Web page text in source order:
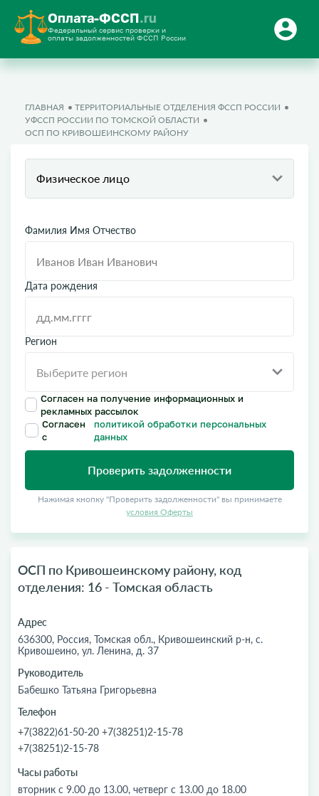
Оплата-ФССП.ru
Федеральный сервис проверки и
оплаты задолженностей ФССП России
ГЛАВНАЯ
ТЕРРИТОРИАЛЬНЫЕ ОТДЕЛЕНИЯ ФССП РОССИИ
УФССП РОССИИ ПО ТОМСКОЙ ОБЛАСТИ
ОСП ПО КРИВОШЕИНСКОМУ РАЙОНУ
Физическое лицо
Фамилия Имя Отчество
Дата рождения
Регион
Согласен на получение информационных и
рекламных рассылок
Согласен
с
политикой обработки персональных
данных
Проверить задолженности
Нажимая кнопку "Проверить задолженности" вы принимаете
условия Оферты
ОСП по Кривошеинскому району, код
отделения: 16 - Томская область
Адрес
636300, Россия, Томская обл., Кривошеинский р-н, с.
Кривошеино, ул. Ленина, д. 37
Руководитель
Бабешко Татьяна Григорьевна
Телефон
+7(3822)61-50-20 +7(38251)2-15-78
+7(38251)2-15-78
Часы работы
вторник с 9.00 до 13.00, четверг с 13.00 до 18.00